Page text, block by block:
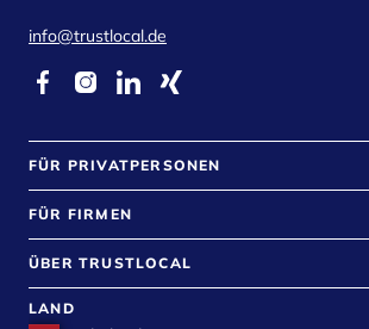
info@trustlocal.de
FÜR PRIVATPERSONEN
FÜR FIRMEN
ÜBER TRUSTLOCAL
LAND